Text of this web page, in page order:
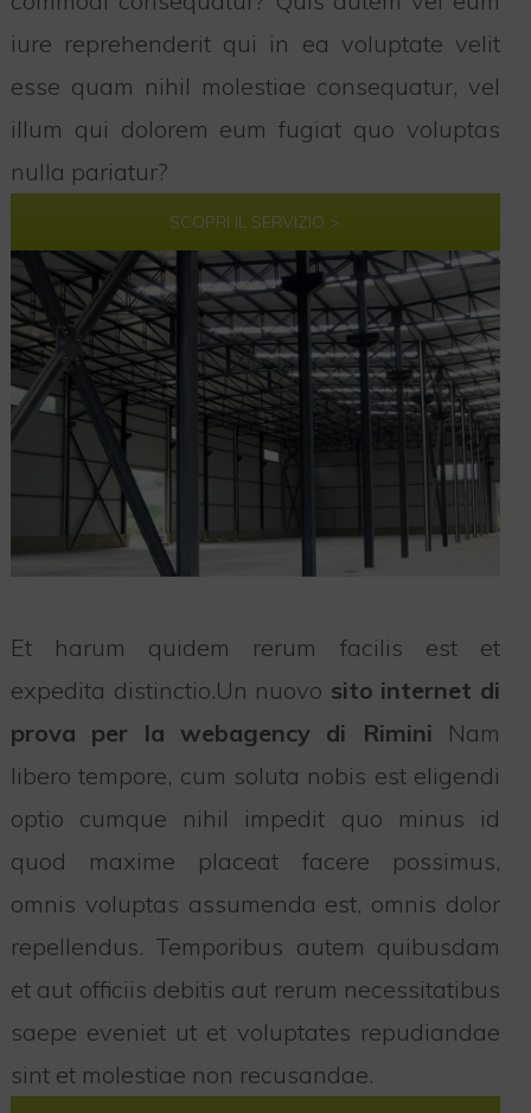
iure reprehenderit qui in ea voluptate velit
esse quam nihil molestiae consequatur, vel
illum qui dolorem eum fugiat quo voluptas
nulla pariatur?
SCOPRI IL SERVIZIO >
Et harum quidem rerum facilis est et
expedita distinctio.Un nuovo sito internet di
prova per la webagency di Rimini Nam
libero tempore, cum soluta nobis est eligendi
optio cumque nihil impedit quo minus id
quod maxime placeat facere possimus,
omnis voluptas assumenda est, omnis dolor
repellendus. Temporibus autem quibusdam
et aut officiis debitis aut rerum necessitatibus
saepe eveniet ut et voluptates repudiandae
sint et molestiae non recusandae.